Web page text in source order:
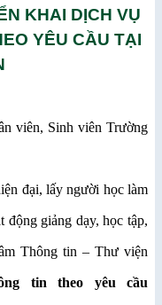
KHAI DỊCH VỤ
YÊU CẦU TẠI
viên, Sinh viên Trường
đại, lấy người học làm
động giảng dạy, học tập,
Thông tin – Thư viện
tin theo yêu cầu